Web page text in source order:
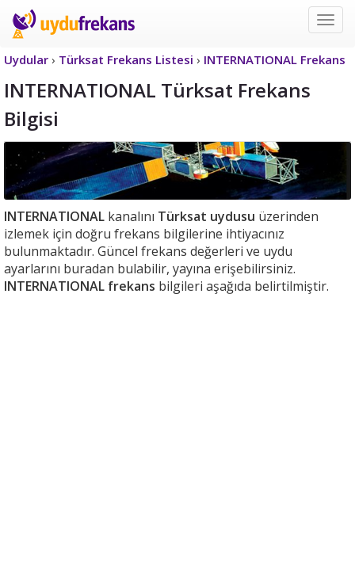
Uydu
Uydular › Türksat Frekans Listesi › INTERNATIONAL Frekans
INTERNATIONAL Türksat Frekans
Bilgisi
INTERNATIONAL kanalını Türksat uydusu üzerinden
izlemek için doğru frekans bilgilerine ihtiyacınız
bulunmaktadır. Güncel frekans değerleri ve uydu
ayarlarını buradan bulabilir, yayına erişebilirsiniz.
INTERNATIONAL frekans bilgileri aşağıda belirtilmiştir.